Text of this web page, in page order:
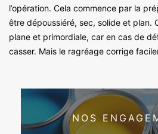
l’opération. Cela commence par la
être dépoussiéré, sec, solide et plan.
plane et primordiale, car en cas de
casser. Mais le ragréage corrige
NOS